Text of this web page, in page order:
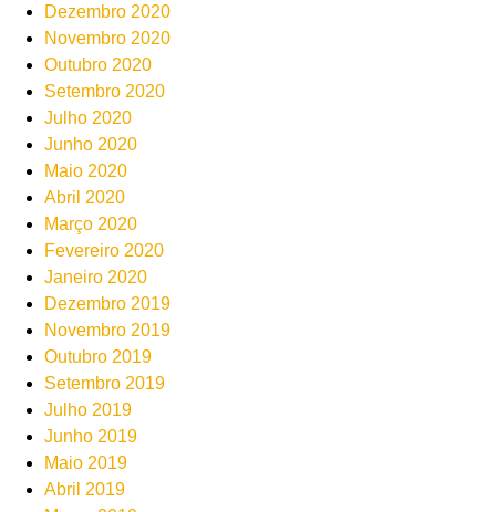
Dezembro 2020
Novembro 2020
Outubro 2020
Setembro 2020
Julho 2020
Junho 2020
Maio 2020
Abril 2020
Março 2020
Fevereiro 2020
Janeiro 2020
Dezembro 2019
Novembro 2019
Outubro 2019
Setembro 2019
Julho 2019
Junho 2019
Maio 2019
Abril 2019